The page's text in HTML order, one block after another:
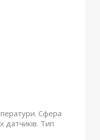
Сфера
датчиків. Тип